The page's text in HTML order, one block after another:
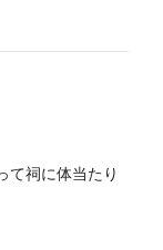
て祠に体当たり